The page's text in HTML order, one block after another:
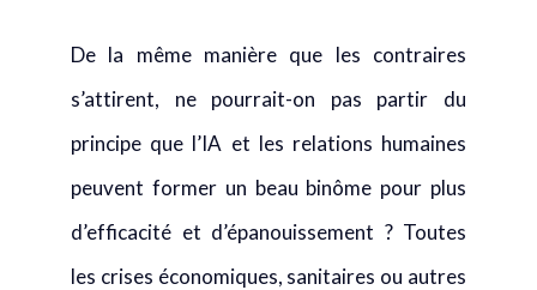
De la même manière que les contraires
s’attirent, ne pourrait-on pas partir du
principe que l’IA et les relations humaines
peuvent former un beau binôme pour plus
d’efficacité et d’épanouissement ? Toutes
les crises économiques, sanitaires ou autres